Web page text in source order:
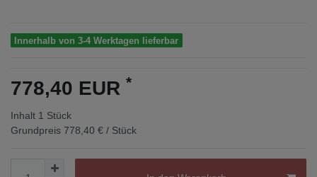
Innerhalb von 3-4 Werktagen lieferbar
778,40 EUR *
Inhalt 1 Stück
Grundpreis 778,40 € / Stück